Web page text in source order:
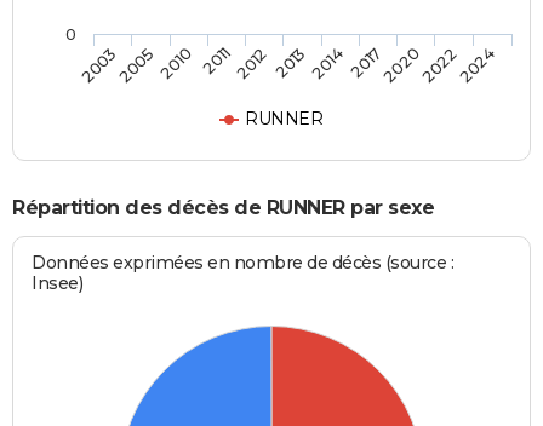
RUNNER
200320052010 20112012 201320142017202020222024
0
Répartition des décès de RUNNER par sexe
Données exprimées en nombre de décès (source :
Insee)